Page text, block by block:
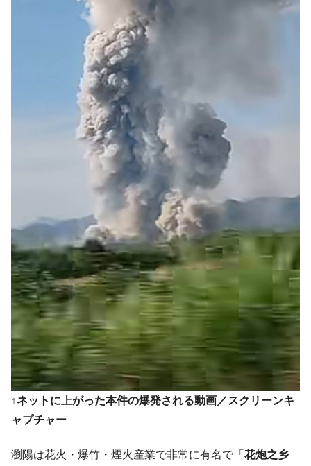
【対日本円】ウォン安が急進！ 日米の協調
に韓国がいっちょがみしたのでは。
韓国政府『BYD』車への補助金を全廃 ⇒ 実
は韓国で『BYD』車は売れている。6カ月で対前年同期比
在韓米国大使スティールが着韓！⇒ さっそ
く空港に詰めかけ「出て行け！」「極右勢力」のプラカー
ドを掲げる「在韓反米勢力」
韓国政府「2035年までに18.4GW規模のAIデ
ータセンター整備」⇒ だから無理だってば。
JPモルガン「韓国レバレッジETFの清算は
『Money1』
韓国『国民年金公団』株価暴落で200兆蒸
発。
『Money1』
韓国政府「ニセＫ-ブランドを通報しようキ
ャンペーン」⇒ あの名物教授も登場！
『Money1』
韓国「橋が落ちました」⇒ 耐久性「なさす
ぎ」では。
『Money1』
韓国鉄鋼最大手『POSCO』ズブズブ沈む。
営業利益80.2％も減少
『Money1』
米国下院「韓国の公務員個人をターゲット
にぶん殴る法案」提出！⇒ クーパン問題は合衆国企業に対
する差別。許してはおかぬ
他人事のような発言。
↑ネットに上がった本件の爆発される動画／スクリーンキ
ャプチャー
瀏陽は花火・爆竹・煙火産業で非常に有名で「 花炮之乡